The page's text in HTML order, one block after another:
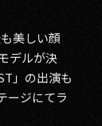
美しい顔
デルが決
」の出演も
ージにてラ